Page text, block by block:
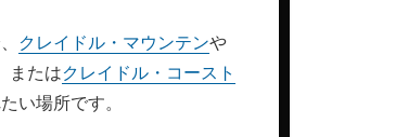
クレイドル・マウンテンや
またはクレイドル・コースト
い場所です。